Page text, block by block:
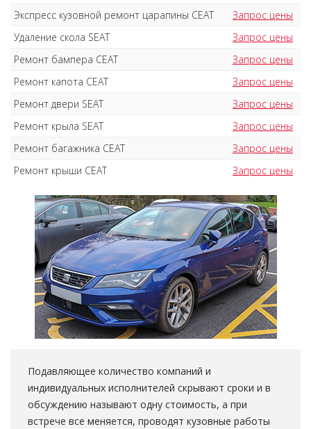
Экспресс кузовной ремонт царапины СЕАТ
Запрос цены
Удаление скола SEAT
Запрос цены
Ремонт бампера СЕАТ
Запрос цены
Ремонт капота СЕАТ
Запрос цены
Ремонт двери SEAT
Запрос цены
Ремонт крыла SEAT
Запрос цены
Ремонт багажника СЕАТ
Запрос цены
Ремонт крыши СЕАТ
Запрос цены
Подавляющее количество компаний и
индивидуальных исполнителей скрывают сроки и в
обсуждению называют одну стоимость, а при
встрече все меняется, проводят кузовные работы